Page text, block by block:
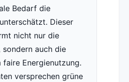
Bedarf die
Dieser
nicht nur die
sondern auch die
faire Energienutzung.
versprechen grüne